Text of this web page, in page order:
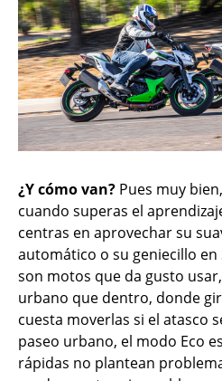
¿Y cómo van? Pues muy
cuando superas el
centras en aprovechar su
automático o su geniecillo en
son motos que da gusto
urbano que dentro, donde
cuesta moverlas si el atasco
paseo urbano, el modo Eco
rápidas no plantean